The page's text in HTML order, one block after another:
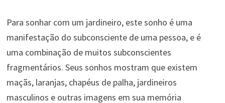
Para sonhar com um jardineiro, este sonho é uma
manifestação do subconsciente de uma pessoa, e é
uma combinação de muitos subconscientes
fragmentários. Seus sonhos mostram que existem
maçãs, laranjas, chapéus de palha, jardineiros
masculinos e outras imagens em sua memória